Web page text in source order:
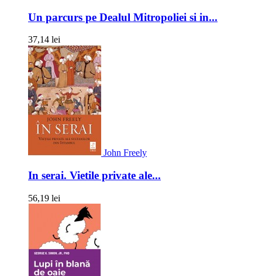
Un parcurs pe Dealul Mitropoliei si in...
37,14 lei
John Freely
In serai. Vietile private ale...
56,19 lei